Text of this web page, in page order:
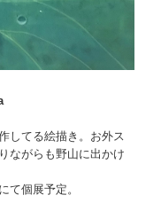
してる絵描き。お外ス
ながらも野山に出かけ
個展予定。